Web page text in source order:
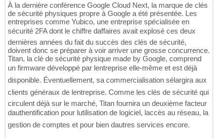
À la dernière conférence Google Cloud Next, la marque de clés
de sécurité physiques propre à Google a été présentée. Les
entreprises comme Yubico, une entreprise spécialisée en
sécurité 2FA dont le chiffre daffaires avait explosé ces deux
dernières années du fait du succès des clés de sécurité,
doivent donc se préparer à voir arriver une grosse concurrence.
Titan, la clé de sécurité physique made by Google, comprend
un firmware développé par lentreprise elle-même et est déjà
disponible. Éventuellement, sa commercialisation sélargira aux
clients généraux de lentreprise. Comme les clés de sécurité qui
circulent déjà sur le marché, Titan fournira un deuxième facteur
dauthentification pour lutilisation de logiciel, laccès au réseau, la
gestion de comptes et pour bien dautres services encore.